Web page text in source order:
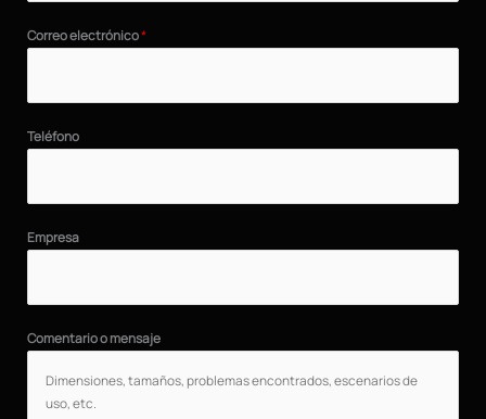
Correo electrónico*
Teléfono
Empresa
Comentario o mensaje